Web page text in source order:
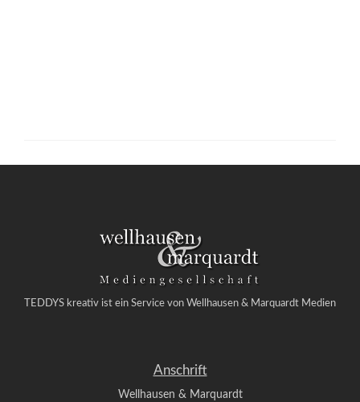
TEDDYS kreativ ist ein Service von Wellhausen & Marquardt Medien
Anschrift
Wellhausen & Marquardt